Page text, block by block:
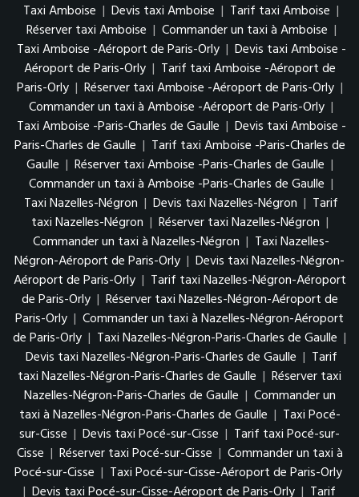
Taxi Amboise | Devis taxi Amboise | Tarif taxi Amboise |
Réserver taxi Amboise | Commander un taxi à Amboise |
Taxi Amboise -Aéroport de Paris-Orly | Devis taxi Amboise -
Aéroport de Paris-Orly | Tarif taxi Amboise -Aéroport de
Paris-Orly | Réserver taxi Amboise -Aéroport de Paris-Orly |
Commander un taxi à Amboise -Aéroport de Paris-Orly |
Taxi Amboise -Paris-Charles de Gaulle | Devis taxi Amboise -
Paris-Charles de Gaulle | Tarif taxi Amboise -Paris-Charles de
Gaulle | Réserver taxi Amboise -Paris-Charles de Gaulle |
Commander un taxi à Amboise -Paris-Charles de Gaulle |
Taxi Nazelles-Négron | Devis taxi Nazelles-Négron | Tarif
taxi Nazelles-Négron | Réserver taxi Nazelles-Négron |
Commander un taxi à Nazelles-Négron | Taxi Nazelles-
Négron-Aéroport de Paris-Orly | Devis taxi Nazelles-Négron-
Aéroport de Paris-Orly | Tarif taxi Nazelles-Négron-Aéroport
de Paris-Orly | Réserver taxi Nazelles-Négron-Aéroport de
Paris-Orly | Commander un taxi à Nazelles-Négron-Aéroport
de Paris-Orly | Taxi Nazelles-Négron-Paris-Charles de Gaulle |
Devis taxi Nazelles-Négron-Paris-Charles de Gaulle | Tarif
taxi Nazelles-Négron-Paris-Charles de Gaulle | Réserver taxi
Nazelles-Négron-Paris-Charles de Gaulle | Commander un
taxi à Nazelles-Négron-Paris-Charles de Gaulle | Taxi Pocé-
sur-Cisse | Devis taxi Pocé-sur-Cisse | Tarif taxi Pocé-sur-
Cisse | Réserver taxi Pocé-sur-Cisse | Commander un taxi à
Pocé-sur-Cisse | Taxi Pocé-sur-Cisse-Aéroport de Paris-Orly
| Devis taxi Pocé-sur-Cisse-Aéroport de Paris-Orly | Tarif